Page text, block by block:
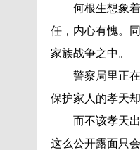
何根生想象
任，内心有愧。
家族战争之中。
警察局里正
保护家人的孝天
而不该孝天
这么公开露面只